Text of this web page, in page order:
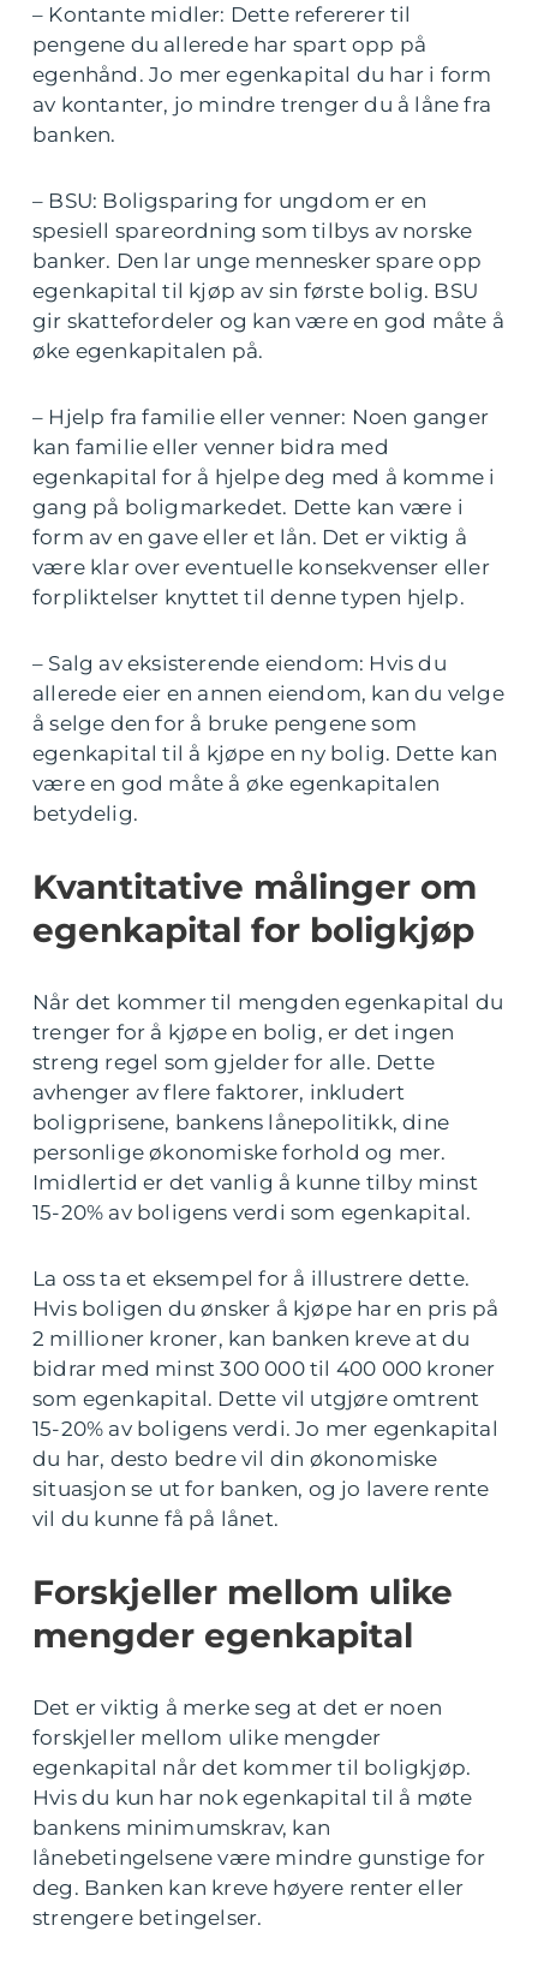
– Kontante midler: Dette refererer til
pengene du allerede har spart opp på
egenhånd. Jo mer egenkapital du har i form
av kontanter, jo mindre trenger du å låne fra
banken.
– BSU: Boligsparing for ungdom er en
spesiell spareordning som tilbys av norske
banker. Den lar unge mennesker spare opp
egenkapital til kjøp av sin første bolig. BSU
gir skattefordeler og kan være en god måte å
øke egenkapitalen på.
– Hjelp fra familie eller venner: Noen ganger
kan familie eller venner bidra med
egenkapital for å hjelpe deg med å komme i
gang på boligmarkedet. Dette kan være i
form av en gave eller et lån. Det er viktig å
være klar over eventuelle konsekvenser eller
forpliktelser knyttet til denne typen hjelp.
– Salg av eksisterende eiendom: Hvis du
allerede eier en annen eiendom, kan du velge
å selge den for å bruke pengene som
egenkapital til å kjøpe en ny bolig. Dette kan
være en god måte å øke egenkapitalen
betydelig.
Kvantitative målinger om
egenkapital for boligkjøp
Når det kommer til mengden egenkapital du
trenger for å kjøpe en bolig, er det ingen
streng regel som gjelder for alle. Dette
avhenger av flere faktorer, inkludert
boligprisene, bankens lånepolitikk, dine
personlige økonomiske forhold og mer.
Imidlertid er det vanlig å kunne tilby minst
15-20% av boligens verdi som egenkapital.
La oss ta et eksempel for å illustrere dette.
Hvis boligen du ønsker å kjøpe har en pris på
2 millioner kroner, kan banken kreve at du
bidrar med minst 300 000 til 400 000 kroner
som egenkapital. Dette vil utgjøre omtrent
15-20% av boligens verdi. Jo mer egenkapital
du har, desto bedre vil din økonomiske
situasjon se ut for banken, og jo lavere rente
vil du kunne få på lånet.
Forskjeller mellom ulike
mengder egenkapital
Det er viktig å merke seg at det er noen
forskjeller mellom ulike mengder
egenkapital når det kommer til boligkjøp.
Hvis du kun har nok egenkapital til å møte
bankens minimumskrav, kan
lånebetingelsene være mindre gunstige for
deg. Banken kan kreve høyere renter eller
strengere betingelser.